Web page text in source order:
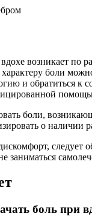
возникает по
боли
и обратиться к
боли,
о наличии
следует
заниматься
боль при